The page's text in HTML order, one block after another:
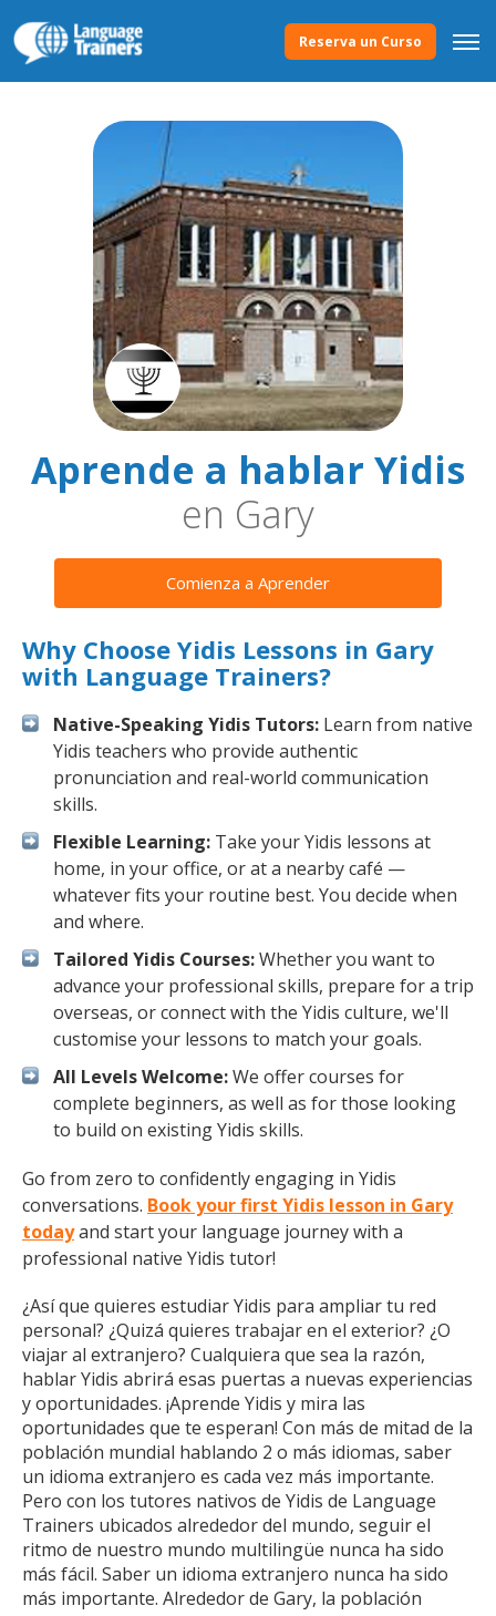
Reserva un Curso
Aprende a hablar Yidis
en Gary
Comienza a Aprender
Why Choose Yidis Lessons in Gary
with Language Trainers?
Native-Speaking Yidis Tutors: Learn from native
Yidis teachers who provide authentic
pronunciation and real-world communication
skills.
Flexible Learning: Take your Yidis lessons at
home, in your office, or at a nearby café —
whatever fits your routine best. You decide when
and where.
Tailored Yidis Courses:Whether you want to
advance your professional skills, prepare for a trip
overseas, or connect with the Yidis culture, we'll
customise your lessons to match your goals.
All Levels Welcome:We offer courses for
complete beginners, as well as for those looking
to build on existing Yidis skills.
Go from zero to confidently engaging in Yidis
conversations. Book your first Yidis lesson in Gary
todayand start your language journey with a
professional native Yidis tutor!
¿Así que quieres estudiar Yidis para ampliar tu red
personal? ¿Quizá quieres trabajar en el exterior? ¿O
viajar al extranjero? Cualquiera que sea la razón,
hablar Yidis abrirá esas puertas a nuevas experiencias
y oportunidades. ¡Aprende Yidis y mira las
oportunidades que te esperan! Con más de mitad de la
población mundial hablando 2 o más idiomas, saber
un idioma extranjero es cada vez más importante.
Pero con los tutores nativos de Yidis de Language
Trainers ubicados alrededor del mundo, seguir el
ritmo de nuestro mundo multilingüe nunca ha sido
más fácil. Saber un idioma extranjero nunca ha sido
más importante. Alrededor de Gary, la población